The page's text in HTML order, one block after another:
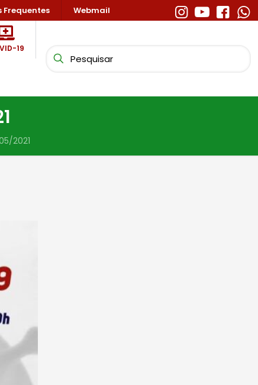
Frequentes Webmail
19
2021